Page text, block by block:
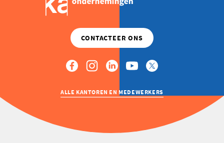
ALLE KANTOREN EN MEDEWERKERS